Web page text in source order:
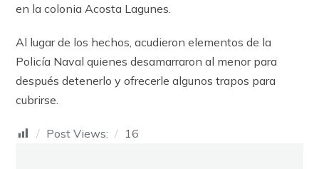
en la colonia Acosta Lagunes.
Al lugar de los hechos, acudieron elementos de la
Policía Naval quienes desamarraron al menor para
después detenerlo y ofrecerle algunos trapos para
cubrirse.
Post Views: 16